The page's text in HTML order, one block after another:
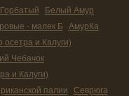
Белый Амур
- малек Б АмурКа
осетра и Калуги)
Чебачок
и Калуги)
палии Севрюга